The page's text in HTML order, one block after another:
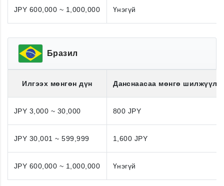
JPY 600,000 ~ 1,000,000 Үнэгүй
Бразил
Илгээх мөнгөн дүн Данснаасаа мөнгө
JPY 3,000 ~ 30,000 800 JPY
JPY 30,001 ~ 599,999 1,600 JPY
JPY 600,000 ~ 1,000,000 Үнэгүй